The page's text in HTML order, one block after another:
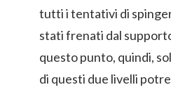
tutti i tentativi di
stati frenati dal
questo punto, quindi,
di questi due livelli